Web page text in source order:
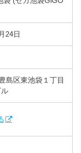
24日
島区東池袋１丁目